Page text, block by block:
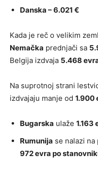
Danska – 6.021 €
Kada je reč o velikim
Nemačka prednjači sa
Belgija izdvaja 5.468
Na suprotnoj strani
izdvajaju manje od 1.900
Bugarska ulaže 1.163
Rumunija se nalazi
972 evra po